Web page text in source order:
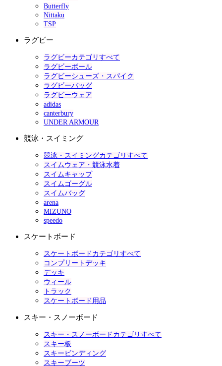
Butterfly
Nittaku
TSP
ラグビー
ラグビーカテゴリすべて
ラグビーボール
ラグビーシューズ・スパイク
ラグビーバッグ
ラグビーウェア
adidas
canterbury
UNDER ARMOUR
競泳・スイミング
競泳・スイミングカテゴリすべて
スイムウェア・競泳水着
スイムキャップ
スイムゴーグル
スイムバッグ
arena
MIZUNO
speedo
スケートボード
スケートボードカテゴリすべて
コンプリートデッキ
デッキ
ウィール
トラック
スケートボード用品
スキー・スノーボード
スキー・スノーボードカテゴリすべて
スキー板
スキービンディング
スキーブーツ